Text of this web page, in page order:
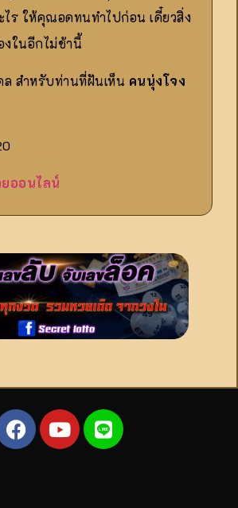
ไร ให้คุณอดทนทำไปก่อน เดี๋ยวสิ่ง
งในอีกไม่ช้านี้
ล สำหรับท่านที่ฝันเห็น คนนุ่งโจง
ออนไลน์